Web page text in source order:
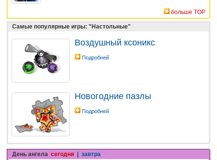
больше TOP
Самые популярные игры: "Настольные"
Воздушный ксоникс
Подробней
Новогодние пазлы
Подробней
День ангела сегодня
завтра